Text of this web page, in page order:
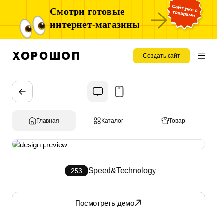
Смотри готовые
интернет-магазины
Создать сайт
Главная Каталог Товар
253 Speed&Technology
Посмотреть демо